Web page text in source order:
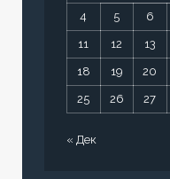
4 5 6
11 12 13
18 19 20
25 26 27
« Дек